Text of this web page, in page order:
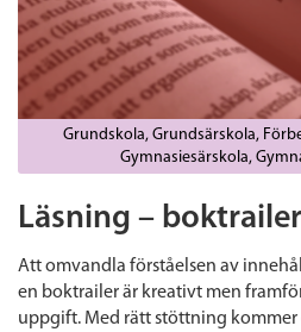
Grundskola Grundsärskola
Gymnasiesärskola
Läsning – boktrailer
Att omvandla förståelsen av
en boktrailer är kreativt men
uppgift. Med rätt stöttning kommer